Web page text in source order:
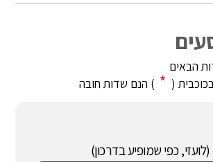
הבאים
(
* ) הנם שדות חובה
(לועזי, כפי שמופיע בדרכון)